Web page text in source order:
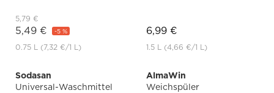
5,79 €
5,49 € -5 %
0.75 L (7,32 €/1 L)
6,99 €
1.5 L (4,66 €/1 L)
Sodasan
Universal-Waschmittel
AlmaWin
Weichspüler